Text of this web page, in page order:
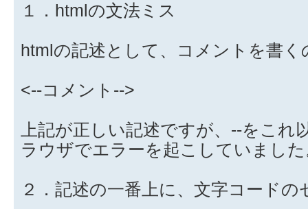
１．htmlの文法ミス
htmlの記述として、コメントを書く
<--コメント-->
上記が正しい記述ですが、--をこれ
ラウザでエラーを起こしていまし
２．記述の一番上に、文字コード